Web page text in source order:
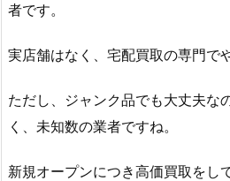
者です。
実店舗はなく、宅配買取の専門で
ただし、ジャンク品でも大丈夫な
く、未知数の業者ですね。
新規オープンにつき高価買取をし